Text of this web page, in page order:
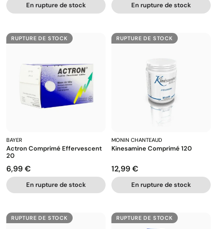
En rupture de stock En rupture de stock
RUPTURE DE STOCK
BAYER
Actron Comprimé Effervescent
20
Prix
6,99 €
En rupture de stock
RUPTURE DE STOCK
MONIN CHANTEAUD
Kinesamine Comprimé 120
Prix
12,99 €
En rupture de stock
RUPTURE DE STOCK RUPTURE DE STOCK